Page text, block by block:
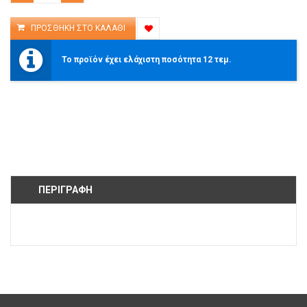
Το προϊόν έχει ελάχιστη ποσότητα 12 τεμ.
ΠΕΡΙΓΡΑΦΉ